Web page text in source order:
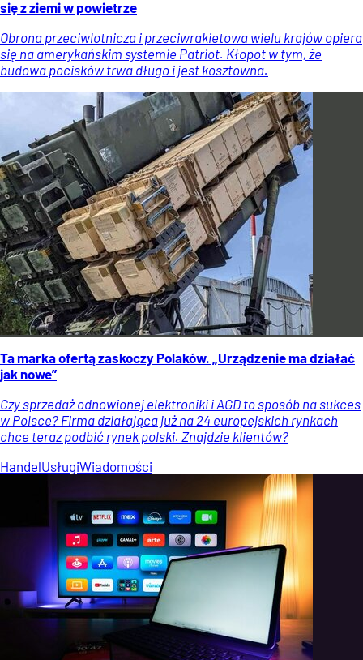
się z ziemi w powietrze
Obrona przeciwlotnicza i przeciwrakietowa wielu krajów opiera
się na amerykańskim systemie Patriot. Kłopot w tym, że
budowa pocisków trwa długo i jest kosztowna.
Ta marka ofertą zaskoczy Polaków. „Urządzenie ma działać
jak nowe”
Czy sprzedaż odnowionej elektroniki i AGD to sposób na sukces
w Polsce? Firma działająca już na 24 europejskich rynkach
chce teraz podbić rynek polski. Znajdzie klientów?
HandelUsługiWiadomości